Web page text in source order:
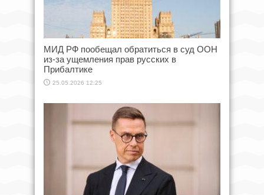
МИД РФ пообещал обратиться в суд ООН
из-за ущемления прав русских в
Прибалтике
25.05.2026 12:25